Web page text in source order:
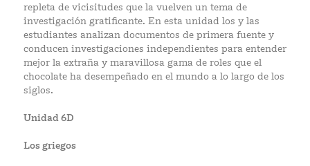
repleta de vicisitudes que la vuelven un tema de
investigación gratificante. En esta unidad los y las
estudiantes analizan documentos de primera fuente y
conducen investigaciones independientes para entender
mejor la extraña y maravillosa gama de roles que el
chocolate ha desempeñado en el mundo a lo largo de los
siglos.
Unidad 6D
Los griegos